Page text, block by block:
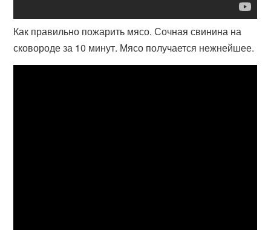
Как правильно пожарить мясо. Сочная свинина на
сковороде за 10 минут. Мясо получается нежнейшее.